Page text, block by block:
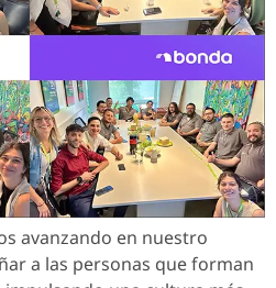
avanzando en nuestro
a las personas que forman